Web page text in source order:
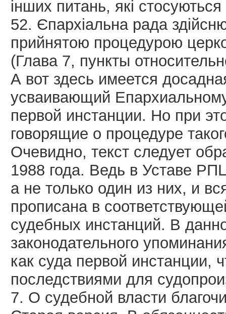
інших питань, які
52. Єпархіальна рада
прийнятою процедурою
(Глава 7, пункты
А вот здесь имеется
усваивающий
первой инстанции. Но при
говорящие о процедуре
Очевидно, текст следует
1988 года. Ведь в Уставе
а не только один из них, и
прописана в
судебных инстанций. В
законодательного
как суда первой инстанции,
последствиями для
7. О судебной власти